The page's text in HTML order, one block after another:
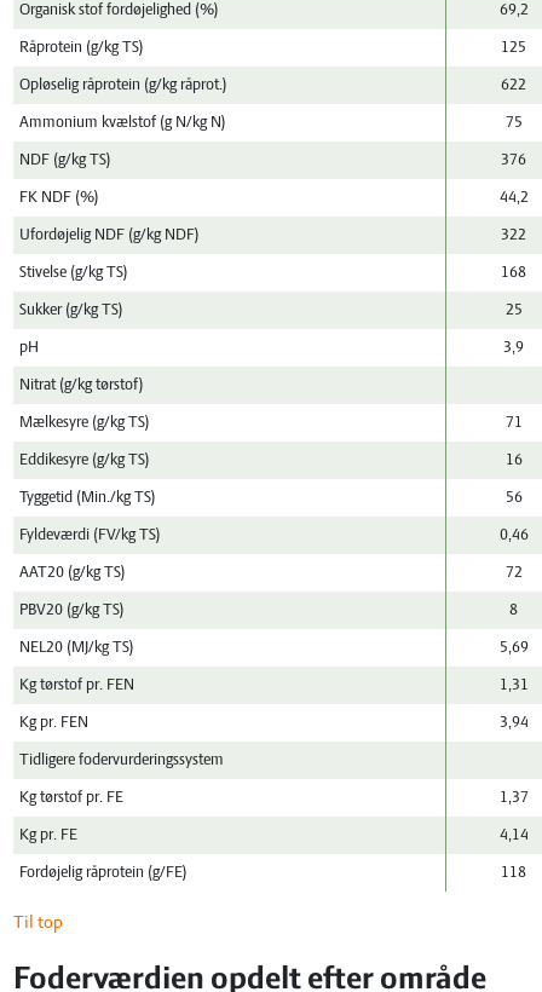
Organisk stof fordøjelighed (%) 69,2
Råprotein (g/kg TS) 125
Opløselig råprotein (g/kg råprot.) 622
Ammonium kvælstof (g N/kg N) 75
NDF (g/kg TS) 376
FK NDF (%) 44,2
Ufordøjelig NDF (g/kg NDF) 322
Stivelse (g/kg TS) 168
Sukker (g/kg TS) 25
pH 3,9
Nitrat (g/kg tørstof)
Mælkesyre (g/kg TS) 71
Eddikesyre (g/kg TS) 16
Tyggetid (Min./kg TS) 56
Fyldeværdi (FV/kg TS) 0,46
AAT20 (g/kg TS) 72
PBV20 (g/kg TS) 8
NEL20 (MJ/kg TS) 5,69
Kg tørstof pr. FEN 1,31
Kg pr. FEN 3,94
Tidligere fodervurderingssystem
Kg tørstof pr. FE 1,37
Kg pr. FE 4,14
Fordøjelig råprotein (g/FE) 118
Til top
Foderværdien opdelt efter område